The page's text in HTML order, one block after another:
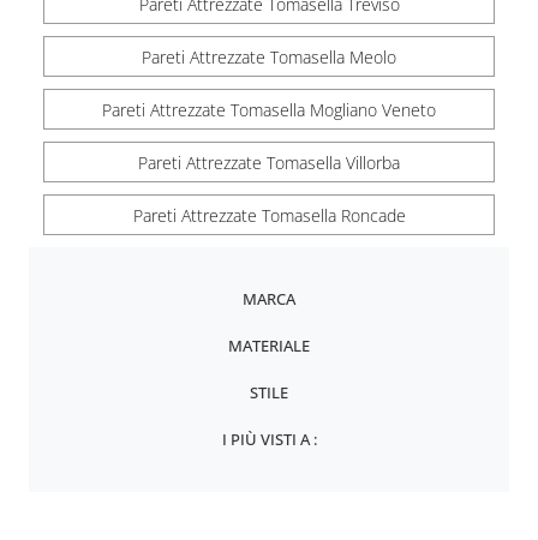
Pareti Attrezzate Tomasella Meolo
Pareti Attrezzate Tomasella Mogliano Veneto
Pareti Attrezzate Tomasella Villorba
Pareti Attrezzate Tomasella Roncade
MARCA
MATERIALE
STILE
I PIÙ VISTI A :